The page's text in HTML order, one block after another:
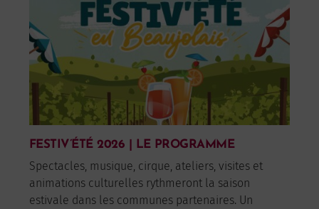
FESTIV’ÉTÉ 2026 | LE PROGRAMME
Spectacles, musique, cirque, ateliers, visites et
animations culturelles rythmeront la saison
estivale dans les communes partenaires. Un